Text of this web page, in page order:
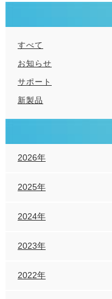
すべて
お知らせ
サポート
新製品
2026年
2025年
2024年
2023年
2022年